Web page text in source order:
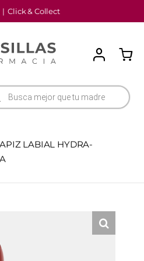
| Click & Collect
LABIAL HYDRA-